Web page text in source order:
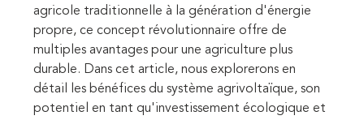
agricole traditionnelle à la génération d'énergie
propre, ce concept révolutionnaire offre de
multiples avantages pour une agriculture plus
durable. Dans cet article, nous explorerons en
détail les bénéfices du système agrivoltaïque, son
potentiel en tant qu'investissement écologique et